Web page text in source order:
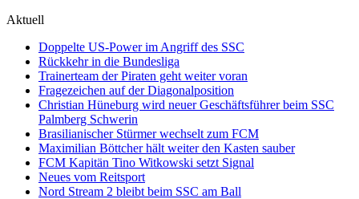
Aktuell
Doppelte US-Power im Angriff des SSC
Rückkehr in die Bundesliga
Trainerteam der Piraten geht weiter voran
Fragezeichen auf der Diagonalposition
Christian Hüneburg wird neuer Geschäftsführer beim SSC
Palmberg Schwerin
Brasilianischer Stürmer wechselt zum FCM
Maximilian Böttcher hält weiter den Kasten sauber
FCM Kapitän Tino Witkowski setzt Signal
Neues vom Reitsport
Nord Stream 2 bleibt beim SSC am Ball